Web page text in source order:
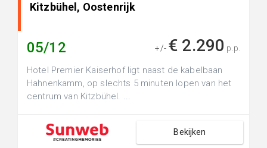
Kitzbühel, Oostenrijk
05/12 +/- € 2.290 p.p.
Hotel Premier Kaiserhof ligt naast de kabelbaan
Hahnenkamm, op slechts 5 minuten lopen van het
centrum van Kitzbühel. ...
Bekijken